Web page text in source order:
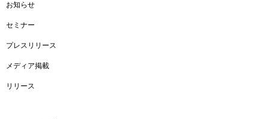
お知らせ
セミナー
プレスリリース
メディア掲載
リリース